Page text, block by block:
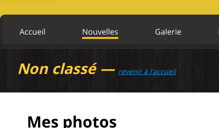
Accueil Nouvelles Galerie
Non classé — revenir à l'accueil
Mes photos